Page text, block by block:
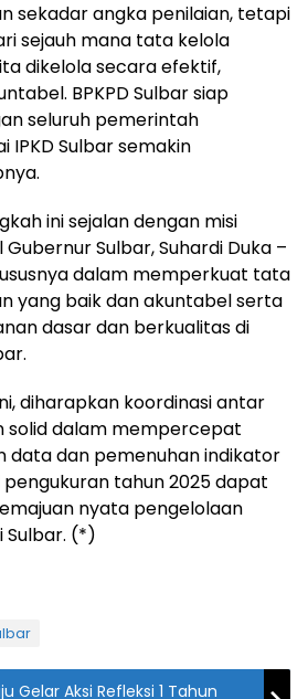
sekadar angka penilaian, tetapi
sejauh mana tata kelola
dikelola secara efektif,
BPKPD Sulbar siap
seluruh pemerintah
IPKD Sulbar semakin
ini sejalan dengan misi
Sulbar, Suhardi Duka –
dalam memperkuat tata
yang baik dan akuntabel serta
dasar dan berkualitas di
diharapkan koordinasi antar
solid dalam mempercepat
data dan pemenuhan indikator
pengukuran tahun 2025 dapat
nyata pengelolaan
Sulbar. (*)
Gelar Aksi Refleksi 1 Tahun